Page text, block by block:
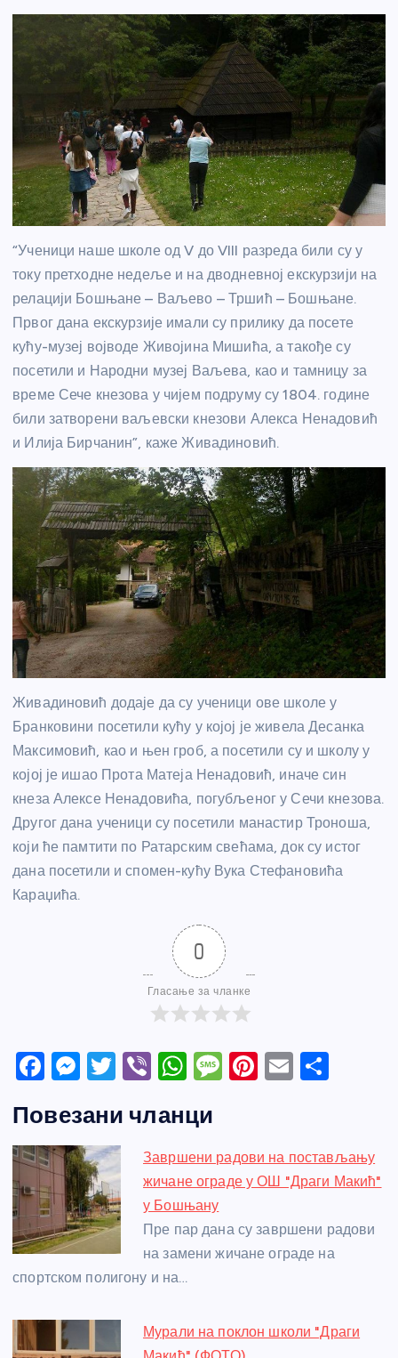
“Ученици наше школе од V до VIII разреда били су у
току претходне недеље и на дводневној екскурзији на
релацији Бошњане – Ваљево – Тршић – Бошњане.
Првог дана екскурзије имали су прилику да посете
кућу-музеј војводе Живојина Мишића, а такође су
посетили и Народни музеј Ваљева, као и тамницу за
време Сече кнезова у чијем подруму су 1804. године
били затворени ваљевски кнезови Алекса Ненадовић
и Илија Бирчанин”, каже Живадиновић.
Живадиновић додаје да су ученици ове школе у
Бранковини посетили кућу у којој је живела Десанка
Максимовић, као и њен гроб, а посетили су и школу у
којој је ишао Прота Матеја Ненадовић, иначе син
кнеза Алексе Ненадовића, погубљеног у Сечи кнезова.
Другог дана ученици су посетили манастир Троноша,
који ће памтити по Ратарским свећама, док су истог
дана посетили и спомен-кућу Вука Стефановића
Караџића.
0
Гласање за чланке
F
c
e
b
o
o
k
M
ss
e
n
g
er
T
itt
er
Vi
er
W
at
s
A
p
p
M
a
g
Pi
e
st
E
e
Повезани чланци
Завршени радови на постављању
жичане ограде у ОШ "Драги Макић"
у Бошњану
Пре пар дана су завршени радови
на замени жичане ограде на
спортском полигону и на…
Мурали на поклон школи "Драги